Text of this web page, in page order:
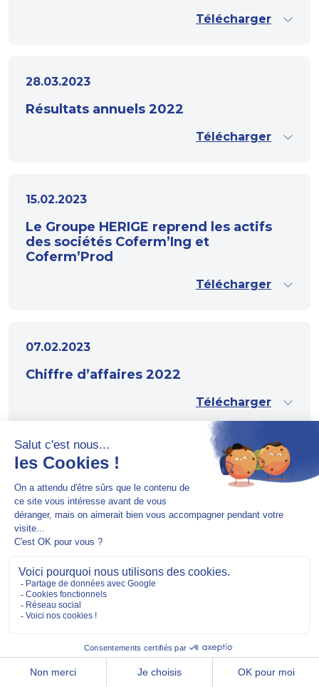
Télécharger
28.03.2023
Résultats annuels 2022
Télécharger
15.02.2023
Le Groupe HERIGE reprend les actifs
des sociétés Coferm’Ing et
Coferm’Prod
Télécharger
07.02.2023
Chiffre d’affaires 2022
Télécharger
29.11.2022
HERIGE finalise l’acquisition de
PORALU Groupe et devient un des
principaux acteurs français de la
menuiserie industrielle
Télécharger
Chiffre d’affaires du 3ème trimestre
2022